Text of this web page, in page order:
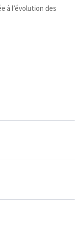
à l’évolution des